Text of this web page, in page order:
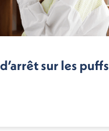
sur les puffs